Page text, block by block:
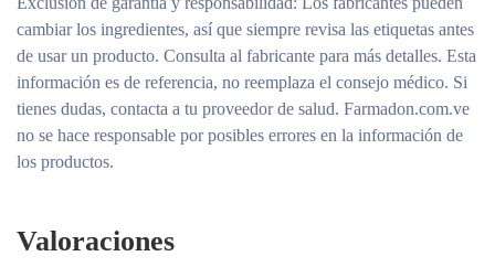
cambiar los ingredientes, así que siempre revisa las etiquetas antes
de usar un producto. Consulta al fabricante para más detalles. Esta
información es de referencia, no reemplaza el consejo médico. Si
tienes dudas, contacta a tu proveedor de salud. Farmadon.com.ve
no se hace responsable por posibles errores en la información de
los productos.
Valoraciones